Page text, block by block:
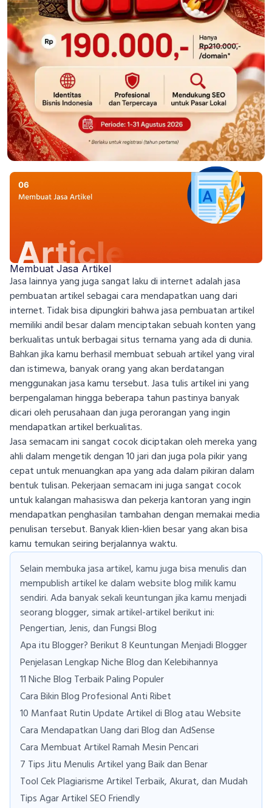
9 Keunggulan Domain ID yang Perlu Kamu Tahu
Cara Terbaru Menaikkan Domain Authority
Memilih Nama Domain yang Sesuai dengan Brand dan
Keyword
Cara Memilih Nama Domain Website yang Baik dan
Benar
Tips Memilih Nama Domain Website yang Mudah
Diingat
Membuat Jasa Artikel
Jasa lainnya yang juga sangat laku di internet adalah jasa
pembuatan artikel sebagai cara mendapatkan uang dari
internet. Tidak bisa dipungkiri bahwa jasa pembuatan artikel
memiliki andil besar dalam menciptakan sebuah konten yang
berkualitas untuk berbagai situs ternama yang ada di dunia.
Bahkan jika kamu berhasil membuat sebuah artikel yang viral
dan istimewa, banyak orang yang akan berdatangan
menggunakan jasa kamu tersebut. Jasa tulis artikel ini yang
berpengalaman hingga beberapa tahun pastinya banyak
dicari oleh perusahaan dan juga perorangan yang ingin
mendapatkan artikel berkualitas.
Jasa semacam ini sangat cocok diciptakan oleh mereka yang
ahli dalam mengetik dengan 10 jari dan juga pola pikir yang
cepat untuk menuangkan apa yang ada dalam pikiran dalam
bentuk tulisan. Pekerjaan semacam ini juga sangat cocok
untuk kalangan mahasiswa dan pekerja kantoran yang ingin
mendapatkan penghasilan tambahan dengan memakai media
penulisan tersebut. Banyak klien-klien besar yang akan bisa
kamu temukan seiring berjalannya waktu.
Selain membuka jasa artikel, kamu juga bisa menulis dan
mempublish artikel ke dalam website blog milik kamu
sendiri. Ada banyak sekali keuntungan jika kamu menjadi
seorang blogger, simak artikel-artikel berikut ini:
Pengertian, Jenis, dan Fungsi Blog
Apa itu Blogger? Berikut 8 Keuntungan Menjadi Blogger
Penjelasan Lengkap Niche Blog dan Kelebihannya
11 Niche Blog Terbaik Paling Populer
Cara Bikin Blog Profesional Anti Ribet
10 Manfaat Rutin Update Artikel di Blog atau Website
Cara Mendapatkan Uang dari Blog dan AdSense
Cara Membuat Artikel Ramah Mesin Pencari
7 Tips Jitu Menulis Artikel yang Baik dan Benar
Tool Cek Plagiarisme Artikel Terbaik, Akurat, dan Mudah
Tips Agar Artikel SEO Friendly